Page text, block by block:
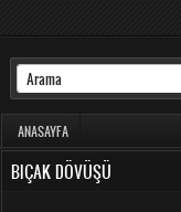
ANASAYFA
BIÇAK DÖVÜŞÜ